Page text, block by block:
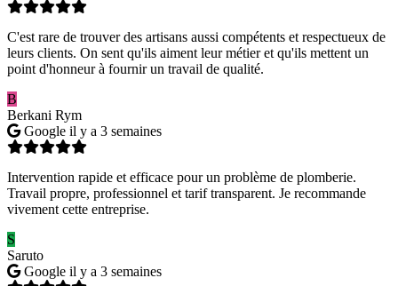
C'est rare de trouver des artisans aussi compétents et respectueux de
leurs clients. On sent qu'ils aiment leur métier et qu'ils mettent un
point d'honneur à fournir un travail de qualité.
B
Berkani Rym
Google il y a 3 semaines
Intervention rapide et efficace pour un problème de plomberie.
Travail propre, professionnel et tarif transparent. Je recommande
vivement cette entreprise.
S
Saruto
Google il y a 3 semaines